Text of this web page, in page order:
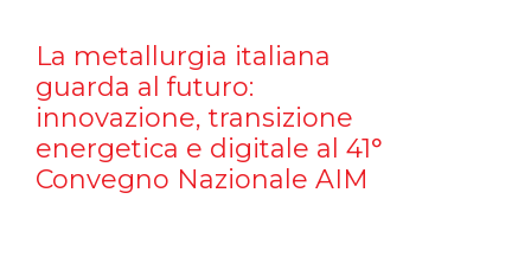
La metallurgia italiana
guarda al futuro:
innovazione, transizione
energetica e digitale al 41°
Convegno Nazionale AIM